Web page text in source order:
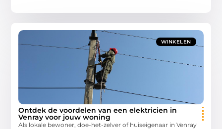
WINKELEN
Ontdek de voordelen van een elektricien in
Venray voor jouw woning
Als lokale bewoner, doe-het-zelver of huiseigenaar in Venray